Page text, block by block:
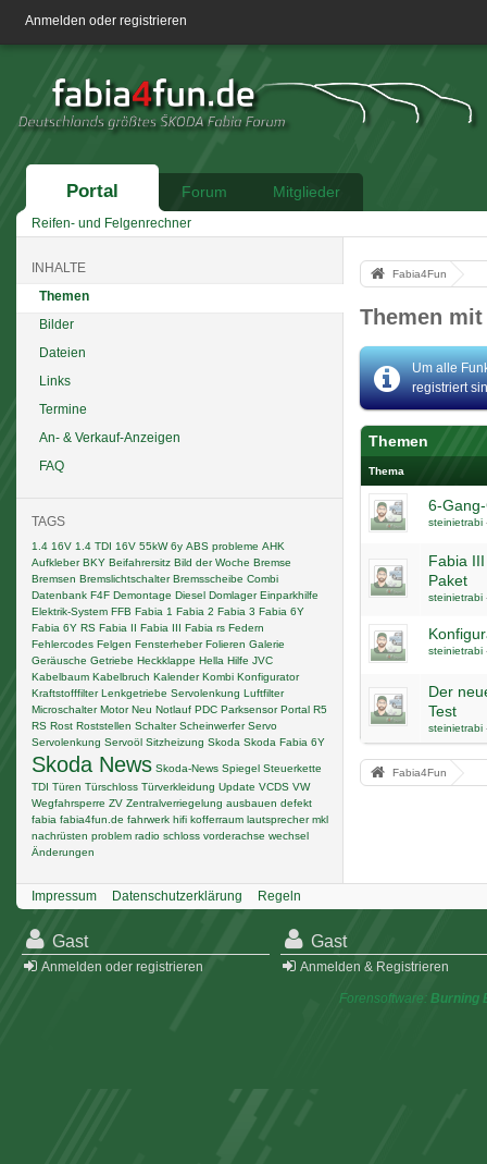
Anmelden oder registrieren
Portal Forum Mitglieder
Reifen- und Felgenrechner
INHALTE
Themen
Bilder
Dateien
Links
Termine
An- & Verkauf-Anzeigen
FAQ
TAGS
1.4 16V 1.4 TDI 16V 55kW 6y ABS probleme AHK
Aufkleber BKY Beifahrersitz Bild der Woche Bremse
Bremsen Bremslichtschalter Bremsscheibe Combi
Datenbank F4F Demontage Diesel Domlager Einparkhilfe
Elektrik-System FFB Fabia 1 Fabia 2 Fabia 3 Fabia 6Y
Fabia 6Y RS Fabia II Fabia III Fabia rs Federn
Fehlercodes Felgen Fensterheber Folieren Galerie
Geräusche Getriebe Heckklappe Hella Hilfe JVC
Kabelbaum Kabelbruch Kalender Kombi Konfigurator
Kraftstofffilter Lenkgetriebe Servolenkung Luftfilter
Microschalter Motor Neu Notlauf PDC Parksensor Portal R5
RS Rost Roststellen Schalter Scheinwerfer Servo
Servolenkung Servoöl Sitzheizung Skoda Skoda Fabia 6Y
Skoda News Skoda-News Spiegel Steuerkette
TDI Türen Türschloss Türverkleidung Update VCDS VW
Wegfahrsperre ZV Zentralverriegelung ausbauen defekt
fabia fabia4fun.de fahrwerk hifi kofferraum lautsprecher mkl
nachrüsten problem radio schloss vorderachse wechsel
Änderungen
Fabia4Fun
Themen mit
Um alle
registriert
Themen
Thema
6-
steinietrabi
Fabia
Paket
steinietrabi
steinietrabi
Der
Test
steinietrabi
Fabia4Fun
Impressum Datenschutzerklärung Regeln
Gast
Anmelden oder registrieren
Gast
Anmelden & Registrieren
Forensoftware: Burning